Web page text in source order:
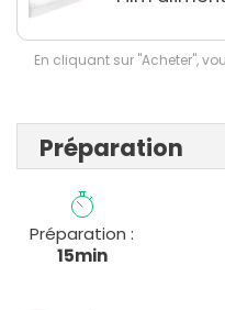
En cliquant sur "Acheter",
Préparation
Préparation :
15min